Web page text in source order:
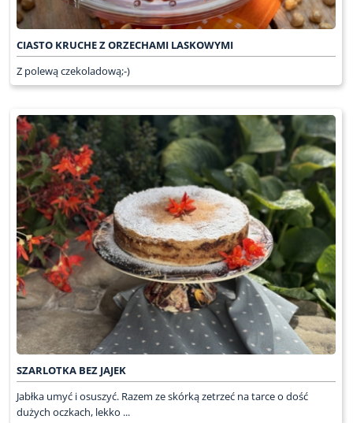
CIASTO KRUCHE Z ORZECHAMI LASKOWYMI
Z polewą czekoladową;-)
SZARLOTKA BEZ JAJEK
Jabłka umyć i osuszyć. Razem ze skórką zetrzeć na tarce o dość
dużych oczkach, lekko ...